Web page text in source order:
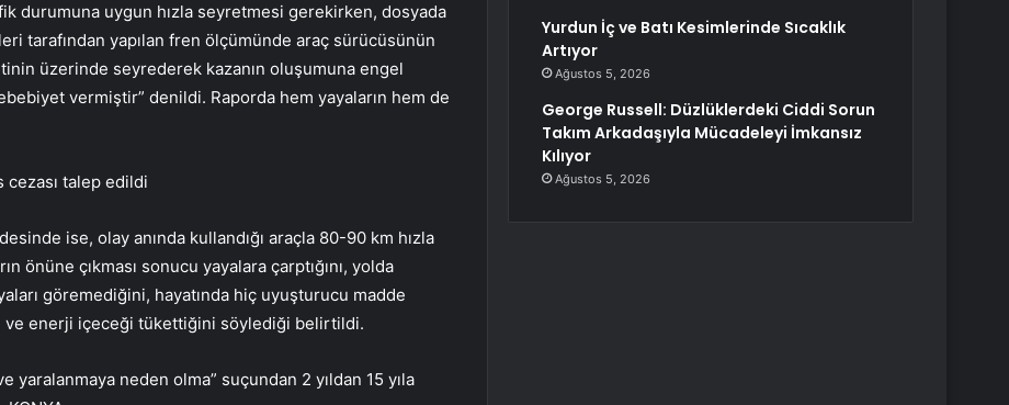
durumuna uygun hızla seyretmesi gerekirken, dosyada
tarafından yapılan fren ölçümünde araç sürücüsünün
üzerinde seyrederek kazanın oluşumuna engel
vermiştir” denildi. Raporda hem yayaların hem de
cezası talep edildi
ise, olay anında kullandığı araçla 80-90 km hızla
çıkması sonucu yayalara çarptığını, yolda
göremediğini, hayatında hiç uyuşturucu madde
ve enerji içeceği tükettiğini söylediği belirtildi.
yaralanmaya neden olma” suçundan 2 yıldan 15 yıla
Yurdun İç ve Batı Kesimlerinde Sıcaklık
Artıyor
Ağustos 5, 2026
George Russell: Düzlüklerdeki Ciddi Sorun
Takım Arkadaşıyla Mücadeleyi İmkansız
Kılıyor
Ağustos 5, 2026